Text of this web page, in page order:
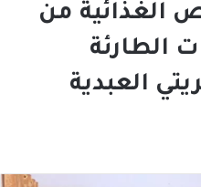
الغذائية من
الطارئة
العبدية